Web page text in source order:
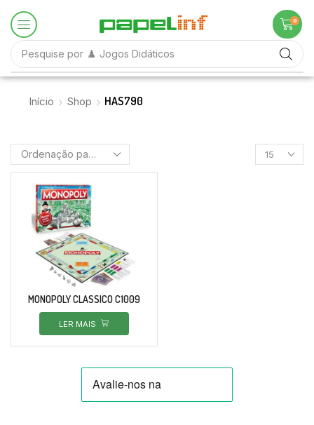
Pesquise por ♟️ Jogos Didáticos
0
Início Shop HAS790
MONOPOLY CLASSICO C1009
LER MAIS